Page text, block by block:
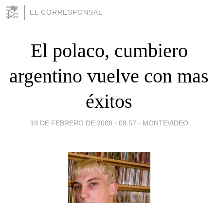
EL CORRESPONSAL
El polaco, cumbiero
argentino vuelve con mas
éxitos
19 DE FEBRERO DE 2008 - 09:57 - MONTEVIDEO